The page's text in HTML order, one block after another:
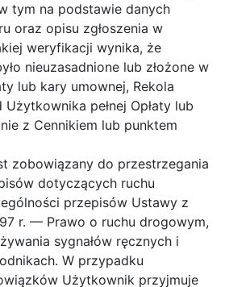
tym na podstawie danych
oraz opisu zgłoszenia w
weryfikacji wynika, że
nieuzasadnione lub złożone w
lub kary umownej, Rekola
pełnej Opłaty lub
z Cennikiem lub punktem
zobowiązany do przestrzegania
dotyczących ruchu
przepisów Ustawy z
r. — Prawo o ruchu drogowym,
sygnałów ręcznych i
W przypadku
Użytkownik przyjmuje